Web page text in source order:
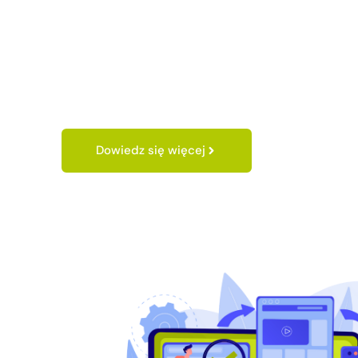
Dowiedz się więcej